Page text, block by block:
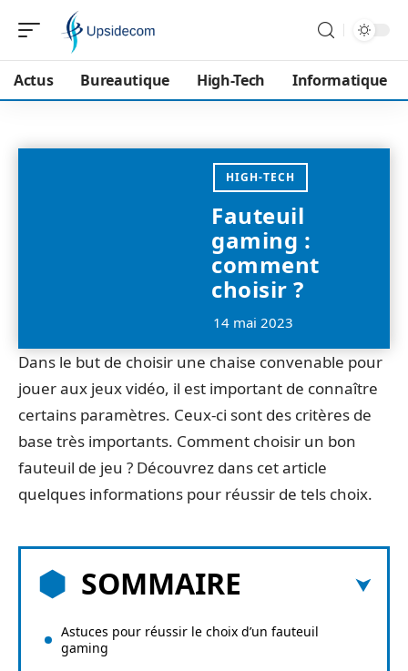
Actus Bureautique High-Tech Informatique
HIGH-TECH
Fauteuil
gaming :
comment
choisir ?
14 mai 2023
Dans le but de choisir une chaise convenable pour
jouer aux jeux vidéo, il est important de connaître
certains paramètres. Ceux-ci sont des critères de
base très importants. Comment choisir un bon
fauteuil de jeu ? Découvrez dans cet article
quelques informations pour réussir de tels choix.
SOMMAIRE
Astuces pour réussir le choix d’un fauteuil
gaming